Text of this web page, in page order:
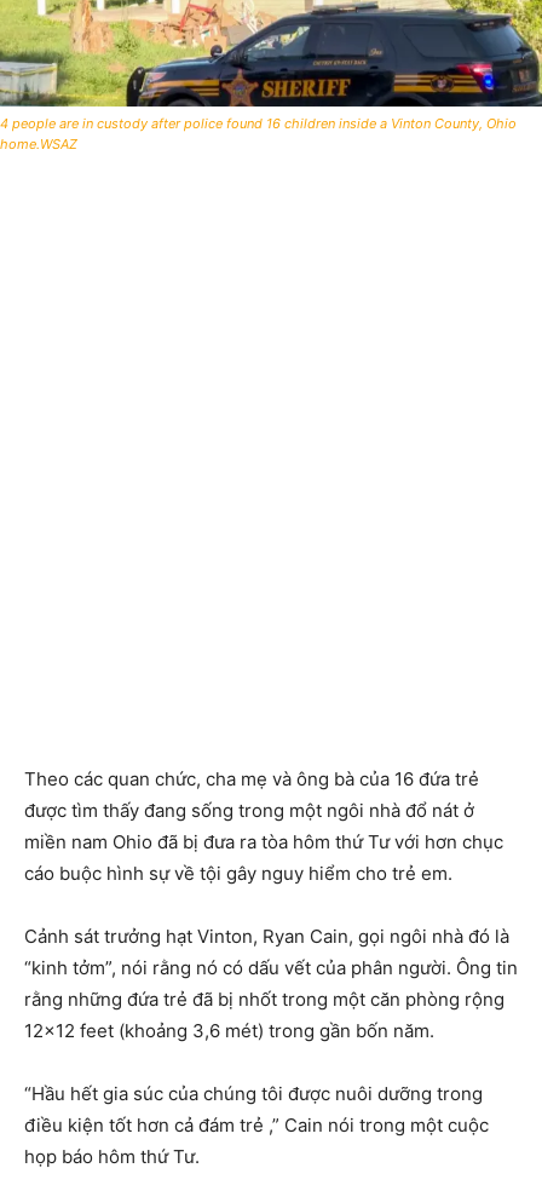
4 people are in custody after police found 16 children inside a Vinton County, Ohio
home.WSAZ
Theo các quan chức, cha mẹ và ông bà của 16 đứa trẻ
được tìm thấy đang sống trong một ngôi nhà đổ nát ở
miền nam Ohio đã bị đưa ra tòa hôm thứ Tư với hơn chục
cáo buộc hình sự về tội gây nguy hiểm cho trẻ em.
Cảnh sát trưởng hạt Vinton, Ryan Cain, gọi ngôi nhà đó là
“kinh tởm”, nói rằng nó có dấu vết của phân người. Ông tin
rằng những đứa trẻ đã bị nhốt trong một căn phòng rộng
12×12 feet (khoảng 3,6 mét) trong gần bốn năm.
“Hầu hết gia súc của chúng tôi được nuôi dưỡng trong
điều kiện tốt hơn cả đám trẻ ,” Cain nói trong một cuộc
họp báo hôm thứ Tư.